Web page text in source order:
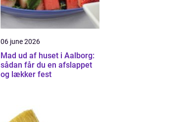
06 june 2026
Mad ud af huset i Aalborg:
sådan får du en afslappet
og lækker fest